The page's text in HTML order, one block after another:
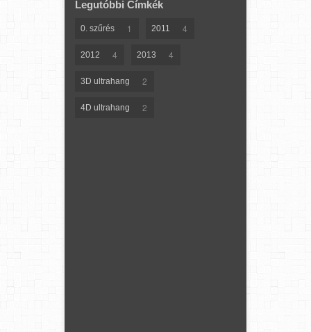
Legutóbbi Címkék
0. szűrés 1 2011 4
2012 4 2013 4
3D ultrahang 2
4D ultrahang 2